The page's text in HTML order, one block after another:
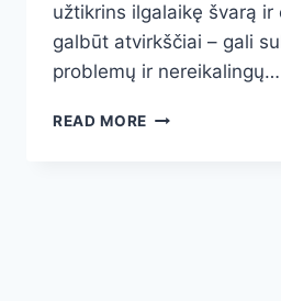
užtikrins ilgalaikę švarą ir
galbūt atvirkščiai – gali
problemų ir nereikalingų…
READ MORE KAIP